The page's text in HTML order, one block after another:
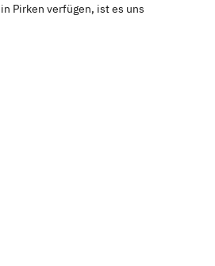
Pirken verfügen, ist es uns